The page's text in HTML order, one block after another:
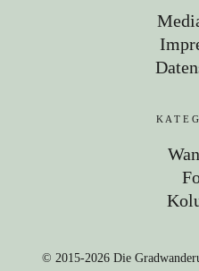
© 2015-2026 Die